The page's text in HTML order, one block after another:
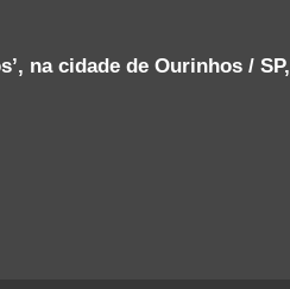
na cidade de Ourinhos / SP,